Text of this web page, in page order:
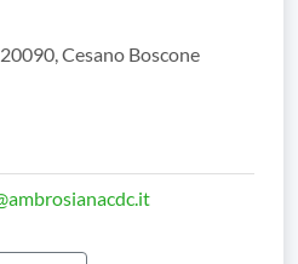
Cesano Boscone